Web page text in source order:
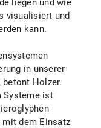
liegen und wie
visualisiert und
kann.
in unserer
betont Holzer.
Systeme ist
mit dem Einsatz